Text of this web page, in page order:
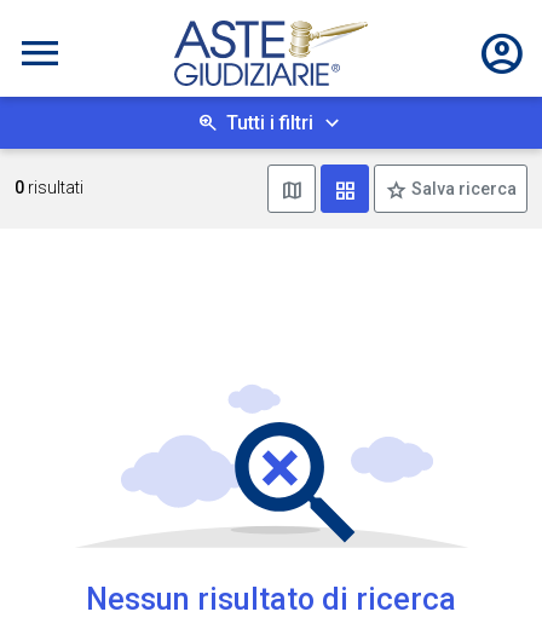
Tutti i filtri
0 risultati Mostra mappaMostra come box
Salva ricerca
Nessun risultato di ricerca